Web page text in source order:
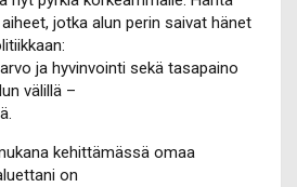
jotka alun perin saivat hänet
ja hyvinvointi sekä tasapaino
välillä –
kehittämässä omaa
on